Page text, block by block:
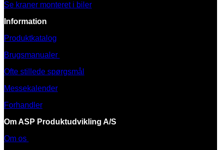
Se kraner monteret i biler
Information
Produktkatalog
Brugsmanualer
Ofte stillede spørgsmål
Messekalender
Forhandler
Om ASP Produktudvikling A/S
Om os